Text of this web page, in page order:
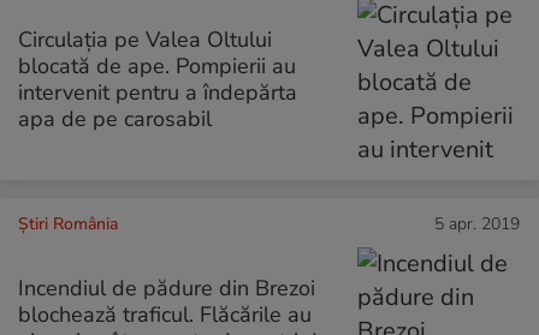
Circulația pe Valea Oltului
blocată de ape. Pompierii au
intervenit pentru a îndepărta
apa de pe carosabil
Știri România 5 apr. 2019
Incendiul de pădure din Brezoi
blochează traficul. Flăcările au